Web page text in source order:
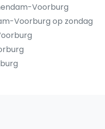
Voorburg
Voorburg op zondag